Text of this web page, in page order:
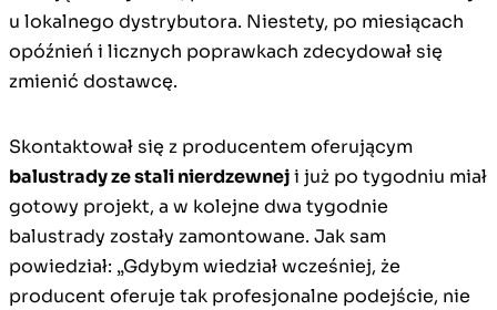
u lokalnego dystrybutora. Niestety, po miesiącach
opóźnień i licznych poprawkach zdecydował się
zmienić dostawcę.
Skontaktował się z producentem oferującym
balustrady ze stali nierdzewneji już po tygodniu miał
gotowy projekt, a w kolejne dwa tygodnie
balustrady zostały zamontowane. Jak sam
powiedział: „Gdybym wiedział wcześniej, że
producent oferuje tak profesjonalne podejście, nie